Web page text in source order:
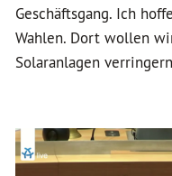
Geschäftsgang. Ich
Wahlen. Dort wollen
Solaranlagen